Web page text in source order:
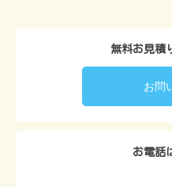
無料お見積
お問
お電話